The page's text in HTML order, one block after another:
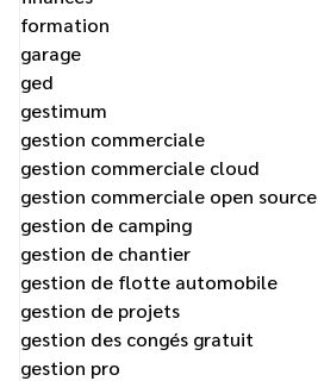
formation
garage
ged
gestimum
gestion commerciale
gestion commerciale cloud
gestion commerciale open source
gestion de camping
gestion de chantier
gestion de flotte automobile
gestion de projets
gestion des congés gratuit
gestion pro